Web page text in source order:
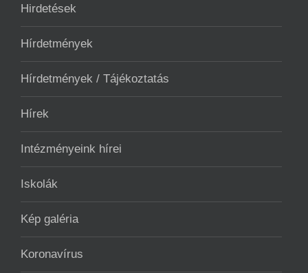
Hirdetések
Hírdetmények
Hírdetmények / Tájékoztatás
Hírek
Intézményeink hírei
Iskolák
Kép galéria
Koronavírus